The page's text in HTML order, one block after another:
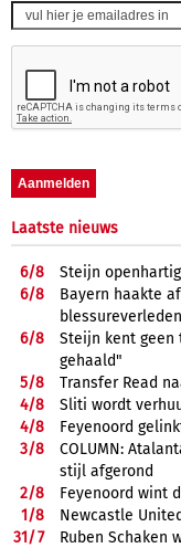
Laatste nieuws
6/8
Steijn
6/8
Bayern haakte
blessureverleden
6/8
Steijn kent geen
gehaald"
5/8
Transfer Read
4/8
Sliti wordt
4/8
Feyenoord
3/8
COLUMN:
stijl afgerond
2/8
Feyenoord wint
1/8
Newcastle
31/7
Ruben Schaken